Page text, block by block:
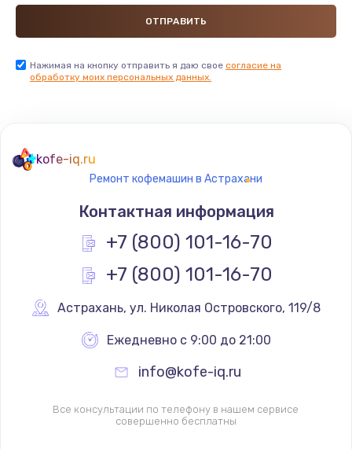
Заказать
Настройка BIOS
930 руб.
Восстановление данных
Заказать
1100 руб.
Заказать
Замена микрофона
Нажимая на кнопку отправить я даю свое согласие на
обработку моих персональных данных.
kofe-iq.ru
Ремонт кофемашин в Астрахани
Контактная информация
+7 (800) 101-16-70
+7 (800) 101-16-70
Астрахань, ул. Николая Островского, 119/8
Ежедневно с 9:00 до 21:00
info@kofe-iq.ru
Все консультации по телефону в нашем сервисе
совершенно бесплатны